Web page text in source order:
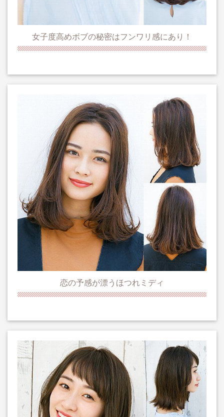
女子度高めボブの秘密はフンワリ感にあり！
恋の予感が漂うほつれミディ